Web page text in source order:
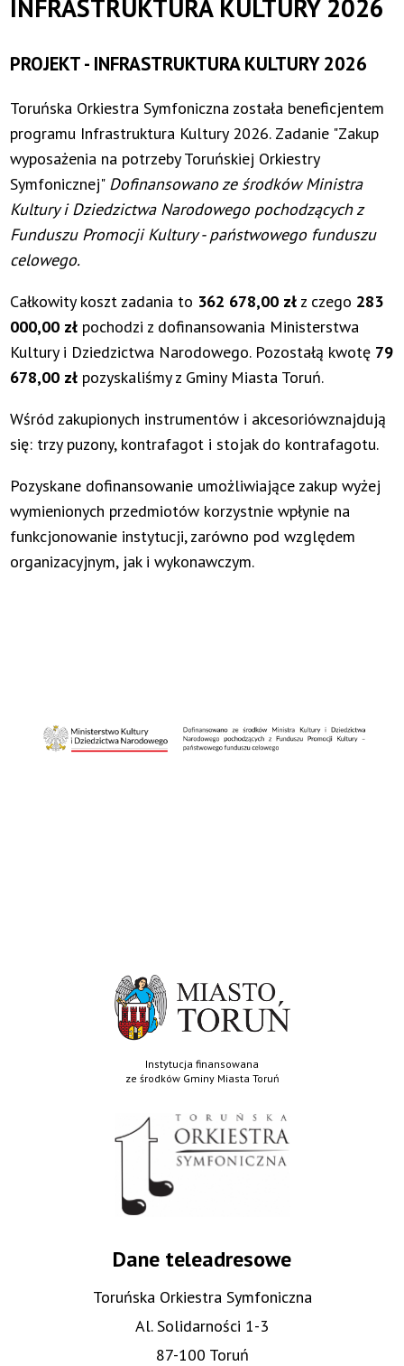
INFRASTRUKTURA KULTURY 2026
PROJEKT - INFRASTRUKTURA KULTURY 2026
Toruńska Orkiestra Symfoniczna została beneficjentem
programu Infrastruktura Kultury 2026. Zadanie "Zakup
wyposażenia na potrzeby Toruńskiej Orkiestry
Symfonicznej" Dofinansowano ze środków Ministra
Kultury i Dziedzictwa Narodowego pochodzących z
Funduszu Promocji Kultury - państwowego funduszu
celowego.
Całkowity koszt zadania to 362 678,00 zł z czego 283
000,00 zł pochodzi z dofinansowania Ministerstwa
Kultury i Dziedzictwa Narodowego. Pozostałą kwotę 79
678,00 zł pozyskaliśmy z Gminy Miasta Toruń.
Wśród zakupionych instrumentów i akcesoriówznajdują
się: trzy puzony, kontrafagot i stojak do kontrafagotu.
Pozyskane dofinansowanie umożliwiające zakup wyżej
wymienionych przedmiotów korzystnie wpłynie na
funkcjonowanie instytucji, zarówno pod względem
organizacyjnym, jak i wykonawczym.
Instytucja finansowana
ze środków Gminy Miasta Toruń
Dane teleadresowe
Toruńska Orkiestra Symfoniczna
Al. Solidarności 1-3
87-100 Toruń